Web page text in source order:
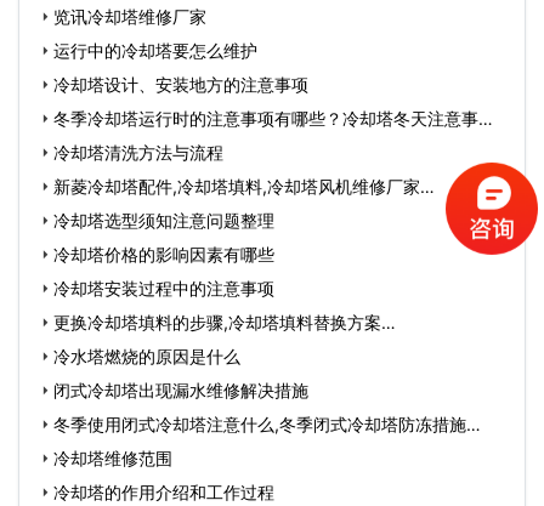
览讯冷却塔维修厂家
运行中的冷却塔要怎么维护
冷却塔设计、安装地方的注意事项
冬季冷却塔运行时的注意事项有哪些？冷却塔冬天注意事
项…冷却塔清洗方法与流程
新菱冷却塔配件,冷却塔填料,冷却塔风机维修厂家…
冷却塔选型须知注意问题整理
冷却塔价格的影响因素有哪些
冷却塔安装过程中的注意事项
更换冷却塔填料的步骤,冷却塔填料替换方案…
冷水塔燃烧的原因是什么
闭式冷却塔出现漏水维修解决措施
冬季使用闭式冷却塔注意什么,冬季闭式冷却塔防冻措施…
冷却塔维修范围
冷却塔的作用介绍和工作过程